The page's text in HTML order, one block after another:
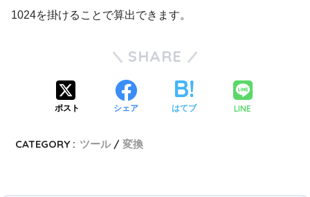
1024を掛けることで算出できます。
SHARE
ポスト シェア はてブ LINE
CATEGORY : ツール 変換